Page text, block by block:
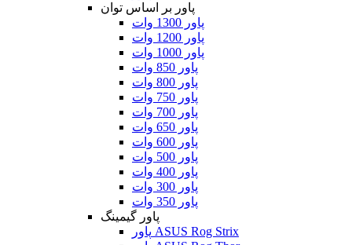
پاور بر اساس توان
پاور 1300 وات
پاور 1200 وات
پاور 1000 وات
پاور 850 وات
پاور 800 وات
پاور 750 وات
پاور 700 وات
پاور 650 وات
پاور 600 وات
پاور 500 وات
پاور 400 وات
پاور 300 وات
پاور 350 وات
پاور گیمینگ
پاور ASUS Rog Strix